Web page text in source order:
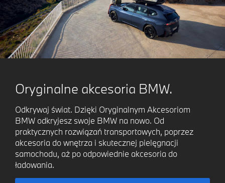
Oryginalne akcesoria BMW.
Odkrywaj świat. Dzięki Oryginalnym Akcesoriom
BMW odkryjesz swoje BMW na nowo. Od
praktycznych rozwiązań transportowych, poprzez
akcesoria do wnętrza i skutecznej pielęgnacji
samochodu, aż po odpowiednie akcesoria do
ładowania.